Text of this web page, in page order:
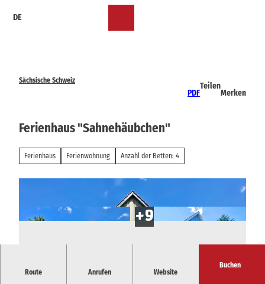
DE
Sächsische Schweiz
PDF
Teilen
Merken
Ferienhaus "Sahnehäubchen"
Ferienhaus Ferienwohnung Anzahl der Betten: 4
Route Anrufen Website
Buchen
Das Ferienhaus "Sahnehäubchen" gehört zum Apartmenthaus "Zum